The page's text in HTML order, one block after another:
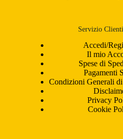
Servizio Clienti
Accedi/
Il mio
Spese di
Pagamenti
Condizioni Generali
Privacy
Cookie